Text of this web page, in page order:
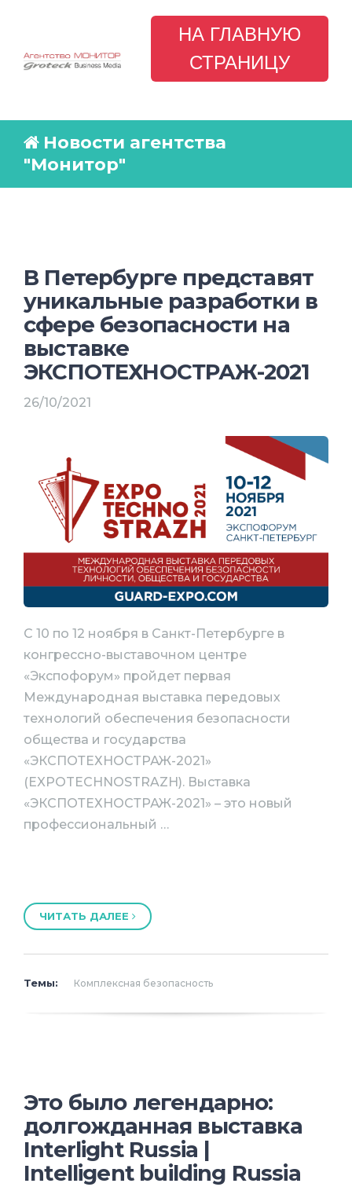
НА ГЛАВНУЮ
СТРАНИЦУ
Новости агентства
"Монитор"
В Петербурге представят
уникальные разработки в
сфере безопасности на
выставке
ЭКСПОТЕХНОСТРАЖ-2021
26/10/2021
C 10 по 12 ноября в Санкт-Петербурге в
конгрессно-выставочном центре
«Экспофорум» пройдет первая
Международная выставка передовых
технологий обеспечения безопасности
общества и государства
«ЭКСПОТЕХНОСТРАЖ-2021»
(EXPOTECHNOSTRAZH). Выставка
«ЭКСПОТЕХНОСТРАЖ-2021» – это новый
профессиональный …
ЧИТАТЬ ДАЛЕЕ
Темы: Комплексная безопасность
Это было легендарно:
долгожданная выставка
Interlight Russia |
Intelligent building Russia